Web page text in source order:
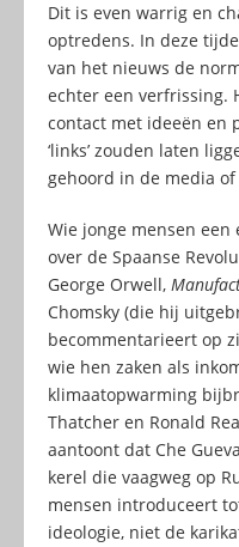
Dit is even warrig en
optredens. In deze
van het nieuws de
echter een verfrissing.
contact met ideeën en
‘links’ zouden laten
gehoord in de media of
Wie jonge mensen
over de Spaanse
George Orwell,
Chomsky (die hij
becommentarieert op
wie hen zaken als
klimaatopwarming
Thatcher en Ronald
aantoont dat Che
kerel die vaagweg op
mensen introduceert
ideologie, niet de